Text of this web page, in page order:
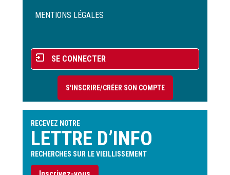
de
MENTIONS LÉGALES
Menu
du
compte
l'utilisateur
SE CONNECTER
S'INSCRIRE/CRÉER SON COMPTE
RECEVEZ NOTRE
LETTRE D’INFO
RECHERCHES SUR LE VIEILLISSEMENT